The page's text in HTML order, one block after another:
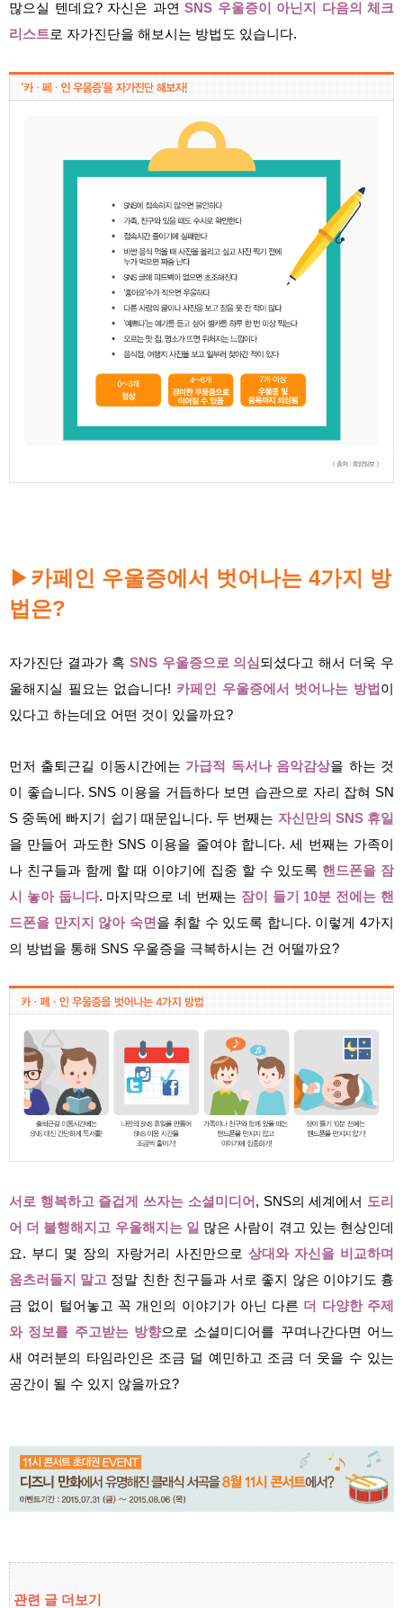
많으실 텐데요? 자신은 과연 SNS 우울증이 아닌지 다음의 체크
리스트로 자가진단을 해보시는 방법도 있습니다.
▶카페인 우울증에서 벗어나는 4가지 방
법은?
자가진단 결과가 혹 SNS 우울증으로 의심 되셨다고 해서 더욱 우
울해지실 필요는 없습니다! 카페인 우울증에서 벗어나는 방법 이
있다고 하는데요 어떤 것이 있을까요?
먼저 출퇴근길 이동시간에는 가급적 독서나 음악감상을 하는 것
이 좋습니다. SNS 이용을 거듭하다 보면 습관으로 자리 잡혀 SN
S 중독에 빠지기 쉽기 때문입니다. 두 번째는 자신만의 SNS 휴일
을 만들어 과도한 SNS 이용을 줄여야 합니다. 세 번째는 가족이
나 친구들과 함께 할 때 이야기에 집중 할 수 있도록 핸드폰을 잠
시 놓아 둡니다. 마지막으로 네 번째는 잠이 들기 10분 전에는 핸
드폰을 만지지 않아 숙면 을 취할 수 있도록 합니다. 이렇게 4가지
의 방법을 통해 SNS 우울증을 극복하시는 건 어떨까요?
서로 행복하고 즐겁게 쓰자는 소셜미디어, SNS의 세계에서 도리
어 더 불행해지고 우울해지는 일 많은 사람이 겪고 있는 현상인데
요. 부디 몇 장의 자랑거리 사진만으로 상대와 자신을 비교하며
움츠러들지 말고 정말 친한 친구들과 서로 좋지 않은 이야기도 흉
금 없이 털어놓고 꼭 개인의 이야기가 아닌 다른 더 다양한 주제
와 정보를 주고받는 방향으로 소셜미디어를 꾸며나간다면 어느
새 여러분의 타임라인은 조금 덜 예민하고 조금 더 웃을 수 있는
공간이 될 수 있지 않을까요?
관련 글 더보기